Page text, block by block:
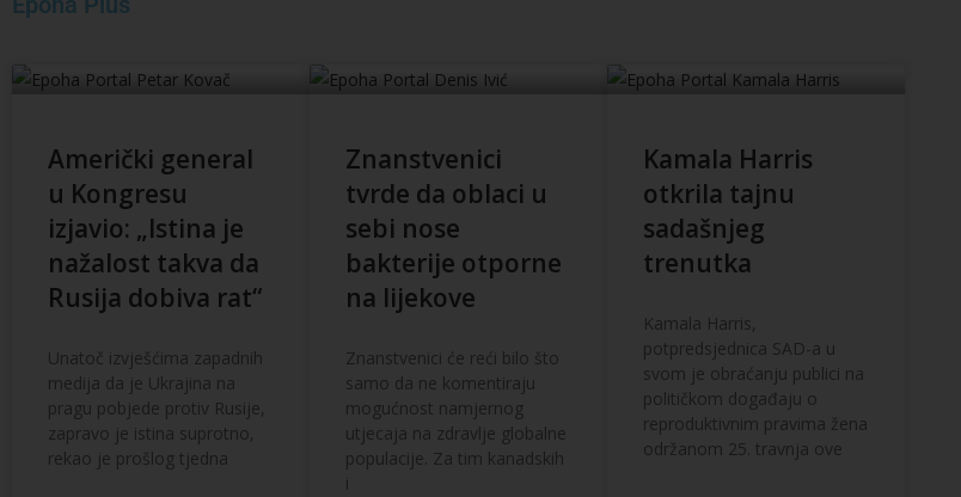
Američki general
u Kongresu
izjavio: „Istina je
nažalost takva da
Rusija dobiva rat“
Unatoč izvješćima zapadnih
medija da je Ukrajina na
pragu pobjede protiv Rusije,
zapravo je istina suprotno,
rekao je prošlog tjedna
Znanstvenici
tvrde da oblaci u
sebi nose
bakterije otporne
na lijekove
Znanstvenici će reći bilo što
samo da ne komentiraju
mogućnost namjernog
utjecaja na zdravlje globalne
populacije. Za tim kanadskih
i
Kamala Harris
otkrila tajnu
sadašnjeg
trenutka
Kamala Harris,
potpredsjednica SAD-a u
svom je obraćanju publici na
političkom događaju o
reproduktivnim pravima žena
održanom 25. travnja ove